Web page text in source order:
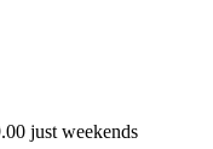
just weekends